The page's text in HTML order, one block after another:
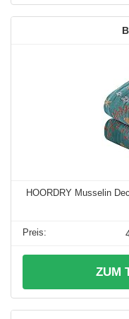
HOORDRY Musselin
ZUM